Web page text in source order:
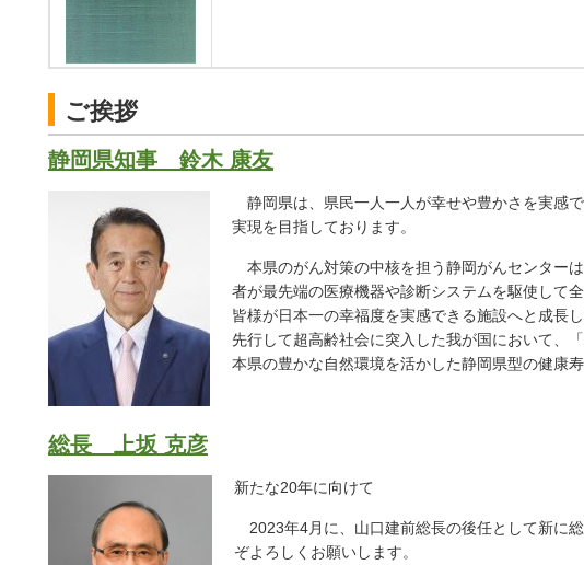
ご挨拶
静岡県知事 鈴木 康友
静岡県は、県民一人一人が幸せや豊かさを実感
実現を目指しております。
本県のがん対策の中核を担う静岡がんセンター
者が最先端の医療機器や診断システムを駆使して
皆様が日本一の幸福度を実感できる施設へと成長
先行して超高齢社会に突入した我が国において、
本県の豊かな自然環境を活かした静岡県型の健康
総長 上坂 克彦
新たな20年に向けて
2023年4月に、山口建前総長の後任として新に
ぞよろしくお願いします。